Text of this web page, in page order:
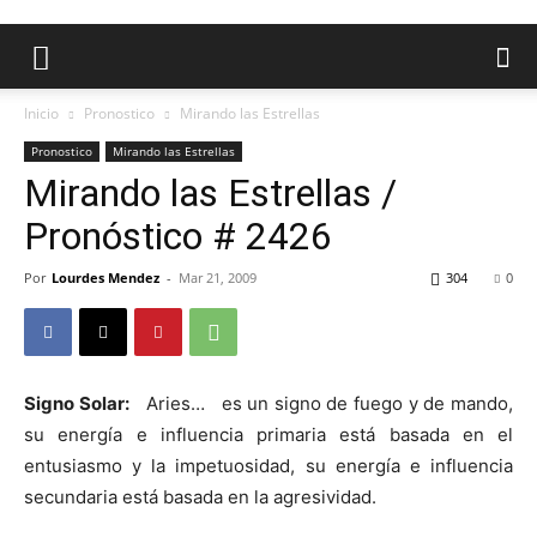
Inicio Pronostico Mirando las Estrellas
Pronostico Mirando las Estrellas
Mirando las Estrellas /
Pronóstico # 2426
Por Lourdes Mendez - Mar 21, 2009 0
304
Signo Solar:Aries… es un signo de fuego y de mando,
su energía e influencia primaria está basada en el
entusiasmo y la impetuosidad, su energía e influencia
secundaria está basada en la agresividad.